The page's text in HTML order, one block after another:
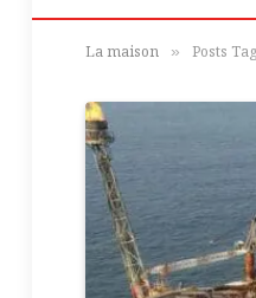
La maison » Posts